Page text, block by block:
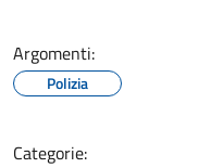
Argomenti:
Polizia
Categorie: